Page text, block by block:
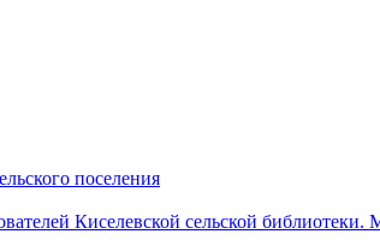
поселения
Киселевской сельской библиотеки.